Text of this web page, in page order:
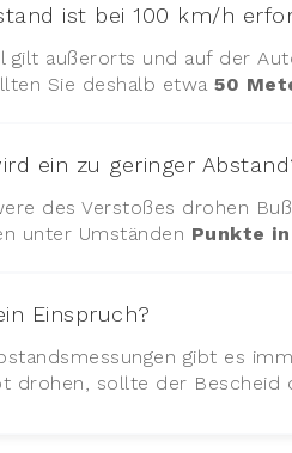
ist bei 100 km/h
gilt außerorts und auf der
Sie deshalb etwa50
ein zu geringer
des Verstoßes drohen
unter Umständen Punkte
Einspruch?
gibt es
drohen, sollte der Bescheid